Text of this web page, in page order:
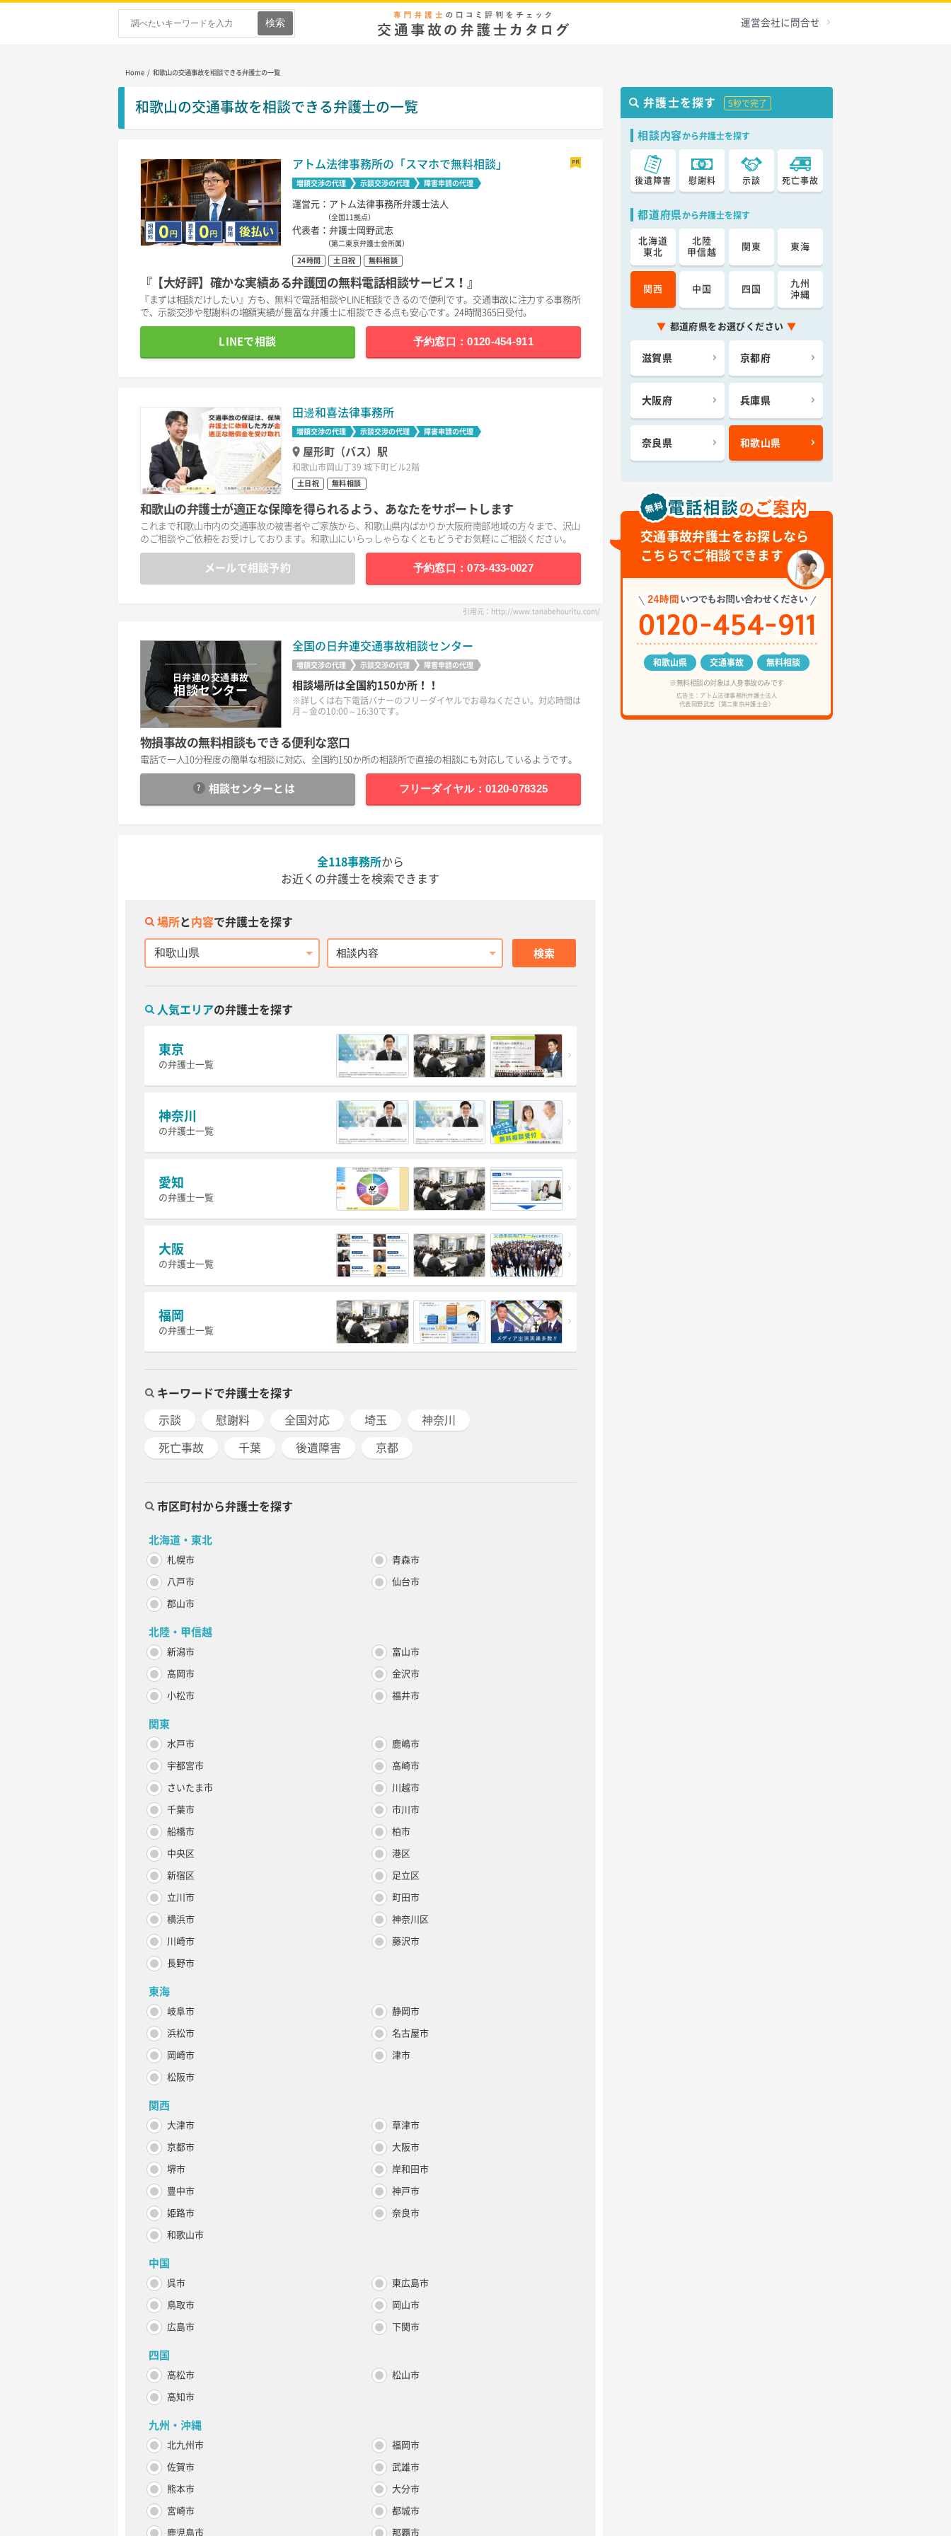
運営会社に問合せ
Home / 和歌山の交通事故を相談できる弁護士の一覧
和歌山の交通事故を相談できる弁護士の一覧
アトム法律事務所の「スマホで無料相談」
増額交渉の代理 示談交渉の代理 障害申請の代理
運営元：アトム法律事務所弁護士法人
（全国11拠点）
代表者：弁護士岡野武志
（第二東京弁護士会所属）
24時間 土日祝 無料相談
『【大好評】確かな実績ある弁護団の無料電話相談サービス！』
『まずは相談だけしたい』方も、無料で電話相談やLINE相談できるので便利です。交通事故に注力する事務所
で、示談交渉や慰謝料の増額実績が豊富な弁護士に相談できる点も安心です。24時間365日受付。
LINEで相談 予約窓口：0120-454-911
田邊和喜法律事務所
増額交渉の代理 示談交渉の代理 障害申請の代理
屋形町（バス）駅
和歌山市岡山丁39 城下町ビル2階
土日祝 無料相談
和歌山の弁護士が適正な保障を得られるよう、あなたをサポートします
これまで和歌山市内の交通事故の被害者やご家族から、和歌山県内ばかりか大阪府南部地域の方々まで、沢山
のご相談やご依頼をお受けしております。和歌山にいらっしゃらなくともどうぞお気軽にご相談ください。
メールで相談予約 予約窓口：073-433-0027
引用元：http://www.tanabehouritu.com/
全国の日弁連交通事故相談センター
増額交渉の代理 示談交渉の代理 障害申請の代理
日弁連の交通事故
相談センター 相談場所は全国約150か所！！
※詳しくは右下電話バナーのフリーダイヤルでお尋ねください。対応時間は
月～金の10:00～16:30です。
物損事故の無料相談もできる便利な窓口
電話で一人10分程度の簡単な相談に対応、全国約150か所の相談所で直接の相談にも対応しているようです。
相談センター とは フリーダイヤル：0120-078325
全118事務所から
お近くの弁護士を検索できます
場所と 内容で弁護士を探す
都道府県 相談内容 検索
人気エリアの弁護士を探す
東京
の弁護士一覧
神奈川
の弁護士一覧
愛知
の弁護士一覧
大阪
の弁護士一覧
福岡
の弁護士一覧
キーワードで弁護士を探す
示談 慰謝料 全国対応 埼玉 神奈川
死亡事故 千葉 後遺障害 京都
市区町村から弁護士を探す
北海道・東北
札幌市 青森市
八戸市 仙台市
郡山市
北陸・甲信越
新潟市 富山市
高岡市 金沢市
小松市 福井市
関東
水戸市 鹿嶋市
宇都宮市 高崎市
さいたま市 川越市
千葉市 市川市
船橋市 柏市
中央区 港区
新宿区 足立区
立川市 町田市
横浜市 神奈川区
川崎市 藤沢市
長野市
東海
岐阜市 静岡市
浜松市 名古屋市
岡崎市 津市
松阪市
関西
大津市 草津市
京都市 大阪市
堺市 岸和田市
豊中市 神戸市
姫路市 奈良市
和歌山市
中国
呉市 東広島市
鳥取市 岡山市
広島市 下関市
四国
高松市 松山市
高知市
九州・沖縄
北九州市 福岡市
佐賀市 武雄市
熊本市 大分市
宮崎市 都城市
鹿児島市 那覇市
弁護士を探す 5秒で完了
相談内容から弁護士を探す
後遺障害 慰謝料 示談 死亡事故
都道府県から弁護士を探す
北海道
東北
北陸
甲信越
関東 東海
関西 中国 四国
九州
沖縄
都道府県をお選びください
滋賀県 京都府
大阪府 兵庫県
奈良県 和歌山県
交通事故弁護士をお探しなら
こちらでご相談できます
和歌山県 交通事故 無料相談
※無料相談の対象は人身事故のみです
広告主：アトム法律事務所弁護士法人
代表岡野武志（第二東京弁護士会）